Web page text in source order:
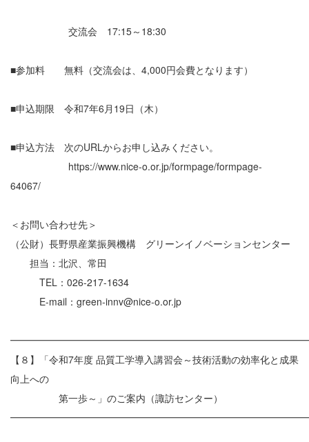
交流会 17:15～18:30
■参加料 無料（交流会は、4,000円会費となります）
■申込期限 令和7年6月19日（木）
■申込方法 次のURLからお申し込みください。
https://www.nice-o.or.jp/formpage/formpage-
64067/
＜お問い合わせ先＞
（公財）長野県産業振興機構 グリーンイノベーションセンター
担当：北沢、常田
TEL：026-217-1634
E-mail：green-innv@nice-o.or.jp
【８】「令和7年度 品質工学導入講習会～技術活動の効率化と成果
向上への
第一歩～」のご案内（諏訪センター）